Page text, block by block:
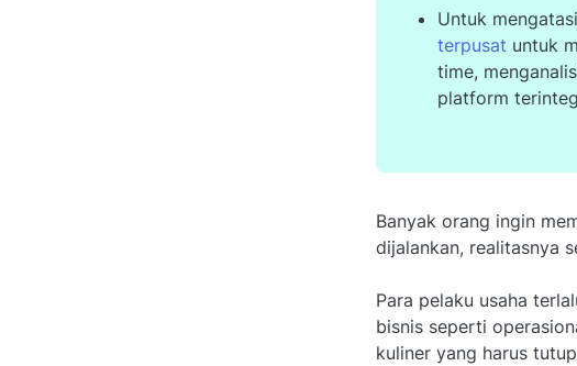
Untuk
terpusat untuk
time,
platform
Banyak orang ingin
dijalankan, realitasnya
Para pelaku usaha
bisnis seperti
kuliner yang harus